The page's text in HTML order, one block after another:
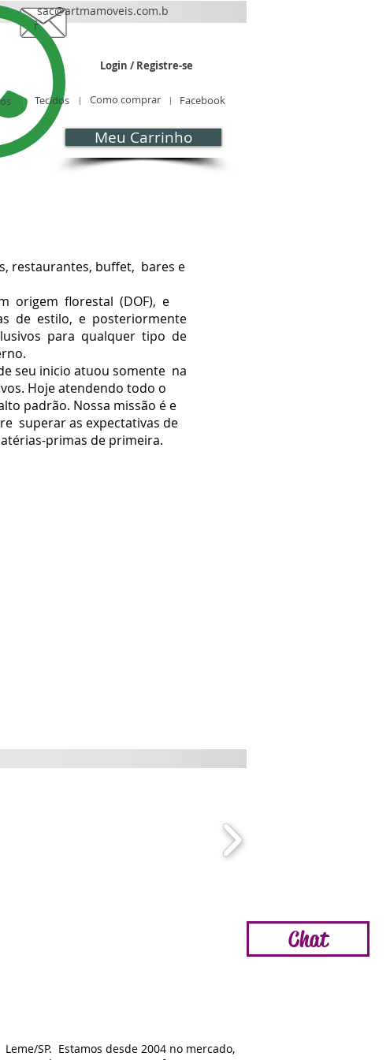
sac@artmamoveis.com.b
r
Login / Registre-se
Tecidos Como comprar Facebook
Meu Carrinho
restaurantes, buffet, bares e
origem florestal (DOF), e
de estilo, e posteriormente
para qualquer tipo de
seu inicio atuou somente na
Hoje atendendo todo o
padrão. Nossa missão é e
superar as expectativas de
primas de primeira.
Chat
SP. Estamos desde 2004 no mercado,